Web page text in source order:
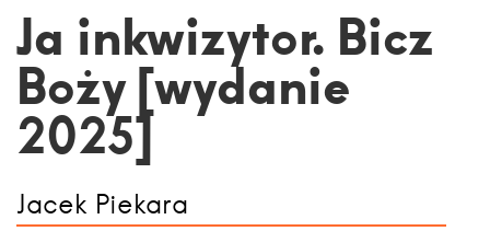
Ja inkwizytor. Bicz
Boży [wydanie
2025]
Jacek Piekara